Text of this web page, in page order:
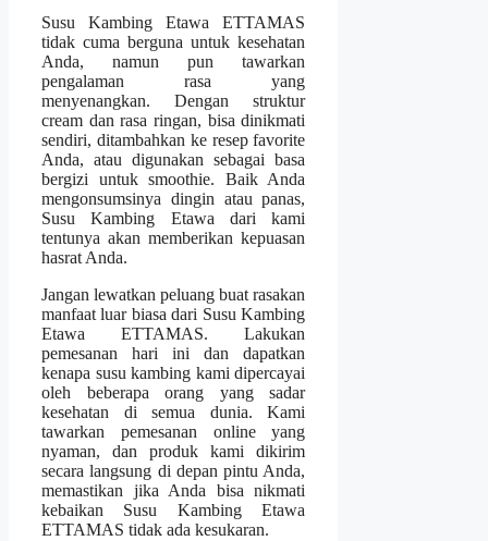
Susu Kambing Etawa ETTAMAS
tidak cuma berguna untuk kesehatan
Anda, namun pun tawarkan
pengalaman rasa yang
menyenangkan. Dengan struktur
cream dan rasa ringan, bisa dinikmati
sendiri, ditambahkan ke resep favorite
Anda, atau digunakan sebagai basa
bergizi untuk smoothie. Baik Anda
mengonsumsinya dingin atau panas,
Susu Kambing Etawa dari kami
tentunya akan memberikan kepuasan
hasrat Anda.
Jangan lewatkan peluang buat rasakan
manfaat luar biasa dari Susu Kambing
Etawa ETTAMAS. Lakukan
pemesanan hari ini dan dapatkan
kenapa susu kambing kami dipercayai
oleh beberapa orang yang sadar
kesehatan di semua dunia. Kami
tawarkan pemesanan online yang
nyaman, dan produk kami dikirim
secara langsung di depan pintu Anda,
memastikan jika Anda bisa nikmati
kebaikan Susu Kambing Etawa
ETTAMAS tidak ada kesukaran.